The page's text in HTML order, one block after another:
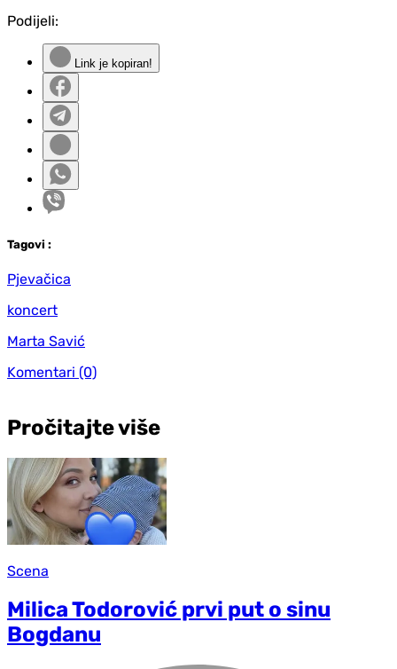
Podijeli:
Link je kopiran!
Tagovi :
Pjevačica
koncert
Marta Savić
Komentari (0)
Pročitajte više
Scena
Milica Todorović prvi put o sinu
Bogdanu